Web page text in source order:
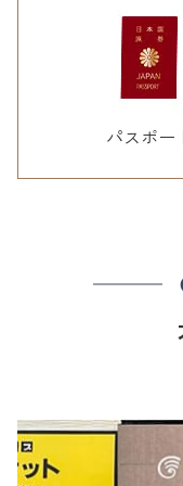
パスポー